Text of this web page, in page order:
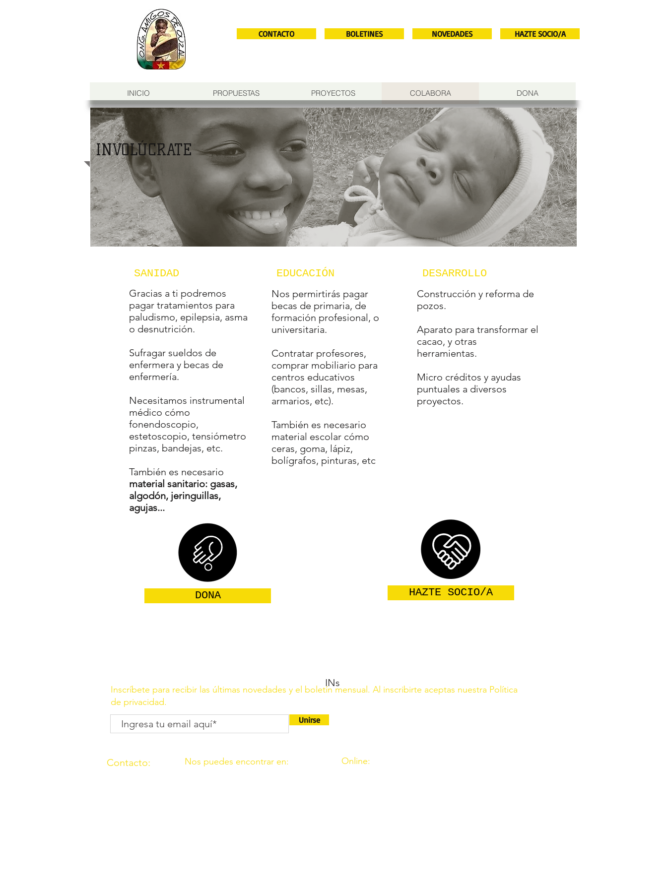
CONTACTO BOLETINES NOVEDADES HAZTE SOCIO/A
INICIO PROPUESTAS PROYECTOS COLABORA DONA
INVOLÚCRATE
SANIDAD
Gracias a ti podremos
pagar tratamientos para
paludismo, epilepsia, asma
o desnutrición.
Sufragar sueldos de
enfermera y becas de
enfermería.
Necesitamos instrumental
médico cómo
fonendoscopio,
estetoscopio, tensiómetro
pinzas, bandejas, etc.
También es necesario
material sanitario: gasas,
algodón, jeringuillas,
agujas...
DONA
EDUCACIÓN
Nos permirtirás pagar
becas de primaria, de
formación profesional, o
universitaria.
Contratar profesores,
comprar mobiliario para
centros educativos
(bancos, sillas, mesas,
armarios, etc).
También es necesario
material escolar cómo
ceras, goma, lápiz,
bolígrafos, pinturas, etc
DESARROLLO
Construcción y reforma de
pozos.
Aparato para transformar el
cacao, y otras
herramientas.
Micro créditos y ayudas
puntuales a diversos
proyectos.
HAZTE SOCIO/A
Online:
Contacto: Nos puedes encontrar en:
Inscríbete para recibir las últimas novedades y el boletín mensual. Al inscribirte aceptas nuestra Política
de privacidad.
Unirse
INs